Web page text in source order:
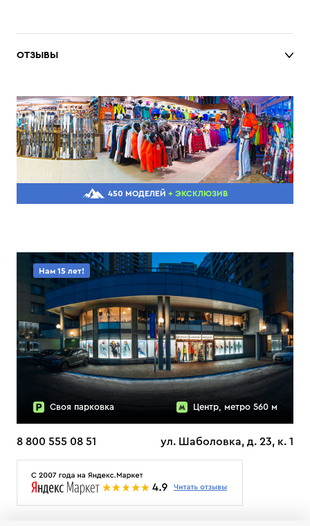
ОТЗЫВЫ
450 МОДЕЛЕЙ + ЭКСКЛЮЗИВ
Нам 15 лет!
Своя парковка Центр, метро 560 м
8 800 555 08 51 ул. Шаболовка, д. 23, к. 1